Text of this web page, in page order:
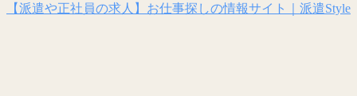
【派遣や正社員の求人】お仕事探しの情報サイト｜派遣Style